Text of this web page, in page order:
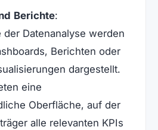
Berichte:
der Datenanalyse werden
Berichten oder
dargestellt.
eine
Oberfläche, auf der
alle relevanten KPIs